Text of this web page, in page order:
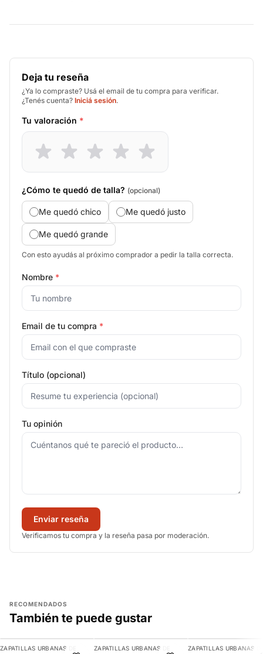
Deja tu reseña
¿Ya lo compraste? Usá el email de tu compra para verificar.
¿Tenés cuenta? Iniciá sesión.
Tu valoración *
¿Cómo te quedó de talla? (opcional)
Me quedó chico Me quedó justo
Me quedó grande
Con esto ayudás al próximo comprador a pedir la talla correcta.
Nombre *
Email de tu compra *
Título (opcional)
Tu opinión
Enviar reseña
Verificamos tu compra y la reseña pasa por moderación.
RECOMENDADOS
También te puede gustar
-10%
AGREGAR
ZAPATILLAS URBANAS DE
-11%
AGREGAR
ZAPATILLAS URBANAS DE
-7%
ZAPATILLAS URBANAS